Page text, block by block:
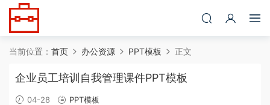
当前位置： 首页 办公资源 PPT模板 正文
企业员工培训自我管理课件PPT模板
04-28 PPT模板